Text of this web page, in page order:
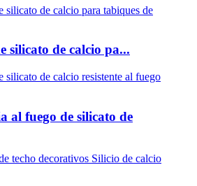
silicato de calcio pa...
al fuego de silicato de